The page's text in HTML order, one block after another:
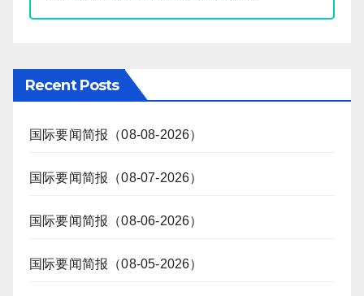
Recent Posts
国际要闻简报（08-08-2026）
国际要闻简报（08-07-2026）
国际要闻简报（08-06-2026）
国际要闻简报（08-05-2026）